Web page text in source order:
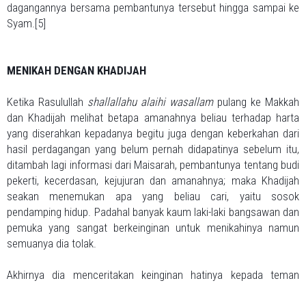
dagangannya bersama pembantunya tersebut hingga sampai ke
Syam.[5]
MENIKAH DENGAN KHADIJAH
Ketika Rasulullah shallallahu alaihi wasallampulang ke Makkah
dan Khadijah melihat betapa amanahnya beliau terhadap harta
yang diserahkan kepadanya begitu juga dengan keberkahan dari
hasil perdagangan yang belum pernah didapatinya sebelum itu,
ditambah lagi informasi dari Maisarah, pembantunya tentang budi
pekerti, kecerdasan, kejujuran dan amanahnya; maka Khadijah
seakan menemukan apa yang beliau cari, yaitu sosok
pendamping hidup. Padahal banyak kaum laki-laki bangsawan dan
pemuka yang sangat berkeinginan untuk menikahinya namun
semuanya dia tolak.
Akhirnya dia menceritakan keinginan hatinya kepada teman